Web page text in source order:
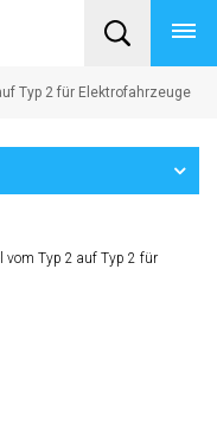
Typ 2 für Elektrofahrzeuge
vom Typ 2 auf Typ 2 für